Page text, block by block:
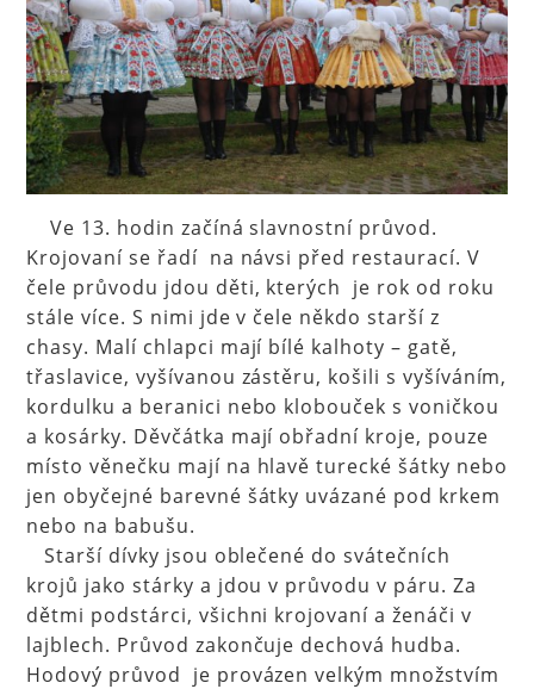
Ve 13. hodin začíná slavnostní průvod.
Krojovaní se řadí na návsi před restaurací. V
čele průvodu jdou děti, kterých je rok od roku
stále více. S nimi jde v čele někdo starší z
chasy. Malí chlapci mají bílé kalhoty – gatě,
třaslavice, vyšívanou zástěru, košili s vyšíváním,
kordulku a beranici nebo klobouček s voničkou
a kosárky. Děvčátka mají obřadní kroje, pouze
místo věnečku mají na hlavě turecké šátky nebo
jen obyčejné barevné šátky uvázané pod krkem
nebo na babušu.
Starší dívky jsou oblečené do svátečních
krojů jako stárky a jdou v průvodu v páru. Za
dětmi podstárci, všichni krojovaní a ženáči v
lajblech. Průvod zakončuje dechová hudba.
Hodový průvod je provázen velkým množstvím